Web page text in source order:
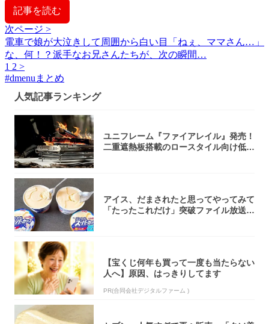
記事を読む
次ページ >
電車で娘が大泣きして周囲から白い目「ねぇ、ママさん…」
な、何！？派手なお兄さんたちが、次の瞬間…
1 2 >
#dmenuまとめ
人気記事ランキング
ユニフレーム『ファイアレイル』発売！
二重遮熱板搭載のロースタイル向け低型
アイス、だまされたと思ってやってみて
「たったこれだけ」突破ファイル放送で
【宝くじ何年も買って一度も当たらない
人へ】原因、はっきりしてます
PR(合同会社デジタルファーム )